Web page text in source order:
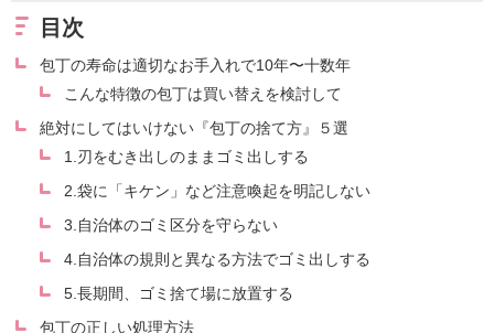
目次
包丁の寿命は適切なお手入れで10年〜十数年
こんな特徴の包丁は買い替えを検討して
絶対にしてはいけない『包丁の捨て方』５選
1.刃をむき出しのままゴミ出しする
2.袋に「キケン」など注意喚起を明記しない
3.自治体のゴミ区分を守らない
4.自治体の規則と異なる方法でゴミ出しする
5.長期間、ゴミ捨て場に放置する
包丁の正しい処理方法